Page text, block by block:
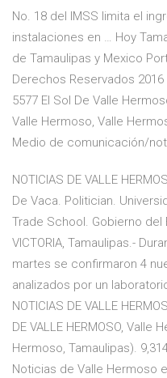
No. 18 del IMSS limita el
instalaciones en … Hoy
de Tamaulipas y Mexico
Derechos Reservados 2016
5577 El Sol De Valle
Valle Hermoso, Valle
Medio de comunicación/
NOTICIAS DE VALLE
De Vaca. Politician.
Trade School. Gobierno del
VICTORIA, Tamaulipas.-
martes se confirmaron 4
analizados por un
NOTICIAS DE VALLE
DE VALLE HERMOSO, Valle
Hermoso, Tamaulipas).
Noticias de Valle Hermoso